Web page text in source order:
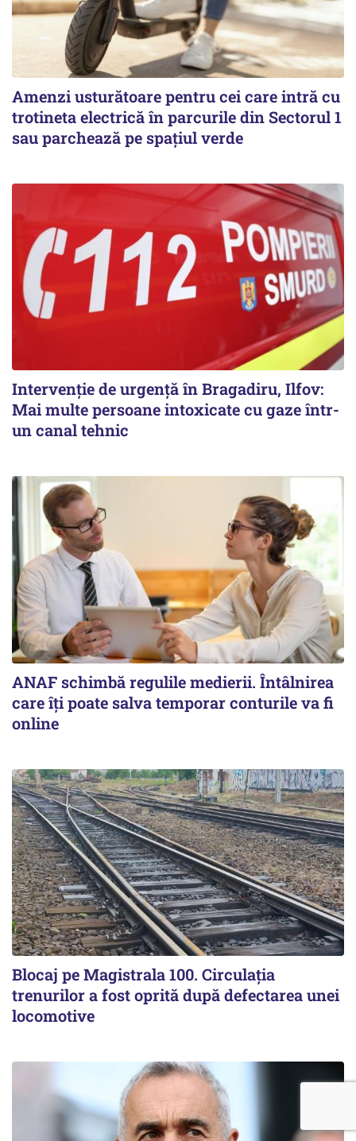
Amenzi usturătoare pentru cei care intră cu
trotineta electrică în parcurile din Sectorul 1
sau parchează pe spațiul verde
Intervenție de urgență în Bragadiru, Ilfov:
Mai multe persoane intoxicate cu gaze într-
un canal tehnic
ANAF schimbă regulile medierii. Întâlnirea
care îți poate salva temporar conturile va fi
online
Blocaj pe Magistrala 100. Circulația
trenurilor a fost oprită după defectarea unei
locomotive